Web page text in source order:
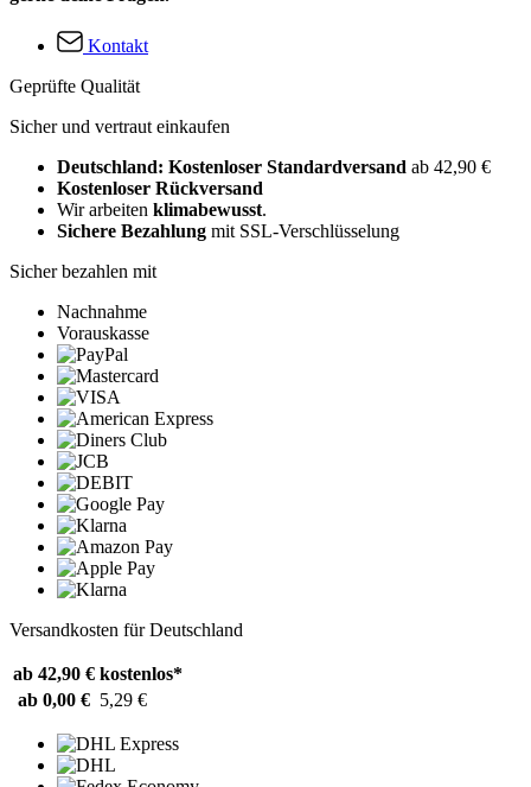
Kontakt
Geprüfte Qualität
Sicher und vertraut einkaufen
Deutschland: Kostenloser Standardversand ab 42,90 €
Kostenloser Rückversand
Wir arbeiten klimabewusst.
Sichere Bezahlung mit SSL-Verschlüsselung
Sicher bezahlen mit
Nachnahme
Vorauskasse
Versandkosten für Deutschland
ab 42,90 € kostenlos*
ab 0,00 € 5,29 €